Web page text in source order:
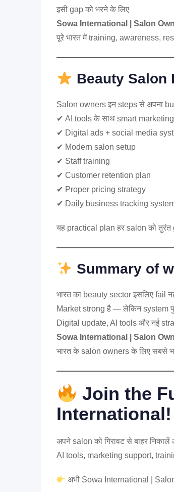
इसी gap को भरने के लिए
Sowa International | Salon
पूरे भारत में training, awareness,
Beauty Salon
Salon owners इन steps से अपना
✔ AI tools के साथ smart marketing
✔ Digital ads + social media
✔ Modern salon setup
✔ Staff training
✔ Customer retention plan
✔ Proper pricing strategy
✔ Daily business tracking
यह practical plan हर salon को तुरंत
Summary of
भारत का beauty sector इसलिए fail
Market strong है — लेकिन system
Digital update, AI tools और नई
Sowa International | Salon
भारत के salon owners के लिए सबसे
Join the
International!
अपने salon को गिरावट से बाहर
AI tools, marketing support,
अभी Sowa International |